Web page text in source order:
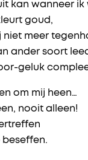
kan wanneer ik
goud,
niet meer
ander soort
geluk
om mij heen…
nooit alleen!
beseffen.